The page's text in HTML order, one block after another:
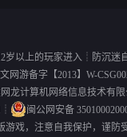
岁以上的玩家进入┊ 防沉迷
文网游备字【2013】W-
龙计算机网络信息技术有
┊
闽公网安备
戏，注意自我保护，谨